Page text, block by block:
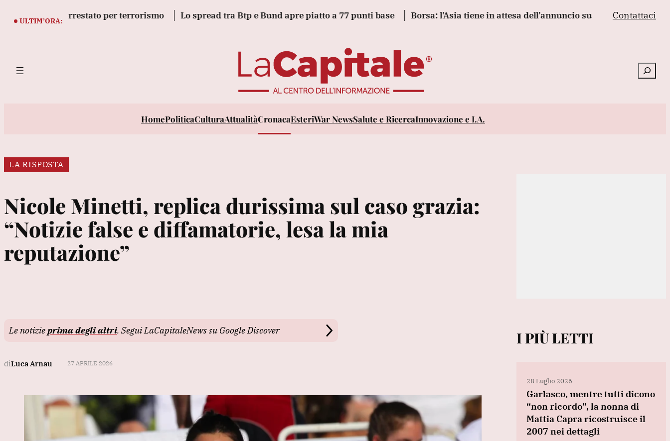
ULTIM’ORA:
arrestato per terrorismo Lo spread tra Btp e Bund apre piatto a 77 punti base Borsa: l'Asia tiene in attesa dell'annuncio su Hormuz, debole Seul
Contattaci
Cerca
HomePoliticaCulturaAttualitàCronacaEsteriWar NewsSalute e RicercaInnovazione e I.A.
LA RISPOSTA
Nicole Minetti, replica durissima sul caso grazia:
“Notizie false e diffamatorie, lesa la mia
reputazione”
Le notizieprima degli altri. Segui LaCapitaleNews su Google Discover
diLuca Arnau 27 APRILE 2026
I PIÙ LETTI
28 Luglio 2026
Garlasco, mentre tutti dicono
“non ricordo”, la nonna di
Mattia Capra ricostruisce il
2007 nei dettagli